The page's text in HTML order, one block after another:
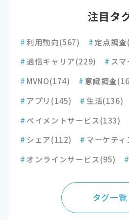
注目タ
#利用動向(567) # 定点調査
#通信キャリア(229) # ス
# MVNO(174) # 意識調査
# アプリ (145) # 生活(136)
# ペイメントサービス(133)
# シェア(112) # マーケティ
# オンラインサービス(95) #
タグ一覧